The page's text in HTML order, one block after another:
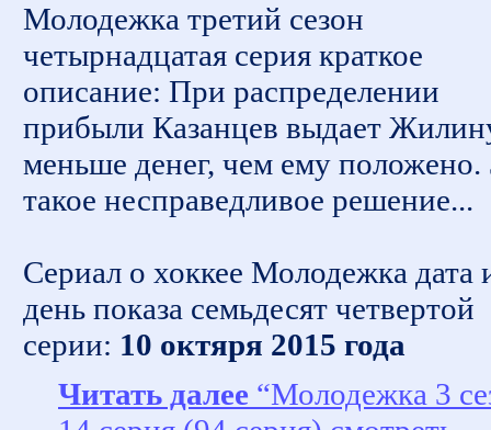
Молодежка третий сезон
четырнадцатая серия краткое
описание: При распределении
прибыли Казанцев выдает
меньше денег, чем ему положено.
такое несправедливое решение...
Сериал о хоккее Молодежка дата
день показа семьдесят четвертой
серии: 10 октяря 2015 года
Читать далее “Молодежка 3